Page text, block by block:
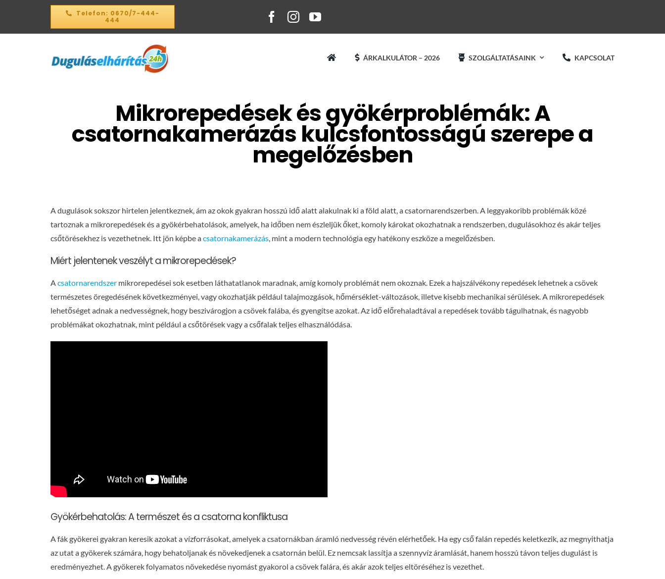
Telefon: 0670/7-444-
444
ÁRKALKULÁTOR – 2026 SZOLGÁLTATÁSAINK KAPCSOLAT
Mikrorepedések és gyökérproblémák: A
csatornakamerázás kulcsfontosságú szerepe a
megelőzésben
A dugulások sokszor hirtelen jelentkeznek, ám az okok gyakran hosszú idő alatt alakulnak ki a föld alatt, a csatornarendszerben. A leggyakoribb problémák közé
tartoznak a mikrorepedések és a gyökérbehatolások, amelyek, ha időben nem észleljük őket, komoly károkat okozhatnak a rendszerben, dugulásokhoz és akár teljes
csőtörésekhez is vezethetnek. Itt jön képbe acsatornakamerázás, mint a modern technológia egy hatékony eszköze a megelőzésben.
Miért jelentenek veszélyt a mikrorepedések?
Acsatornarendszermikrorepedései sok esetben láthatatlanok maradnak, amíg komoly problémát nem okoznak. Ezek a hajszálvékony repedések lehetnek a csövek
természetes öregedésének következményei, vagy okozhatják például talajmozgások, hőmérséklet-változások, illetve kisebb mechanikai sérülések. A mikrorepedések
lehetőséget adnak a nedvességnek, hogy beszivárogjon a csövek falába, és gyengítse azokat. Az idő előrehaladtával a repedések tovább tágulhatnak, és nagyobb
problémákat okozhatnak, mint például a csőtörések vagy a csőfalak teljes elhasználódása.
Gyökérbehatolás: A természet és a csatorna konfliktusa
A fák gyökerei gyakran keresik azokat a vízforrásokat, amelyek a csatornákban áramló nedvesség révén elérhetőek. Ha egy cső falán repedés keletkezik, az megnyithatja
az utat a gyökerek számára, hogy behatoljanak és növekedjenek a csatornán belül. Ez nemcsak lassítja a szennyvíz áramlását, hanem hosszú távon teljes dugulást is
eredményezhet. A gyökerek folyamatos növekedése nyomást gyakorol a csövek falára, és akár azok teljes eltöréséhez is vezethet.